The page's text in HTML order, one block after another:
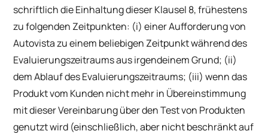
schriftlich die Einhaltung dieser Klausel 8, frühestens
zu folgenden Zeitpunkten: (i) einer Aufforderung von
Autovista zu einem beliebigen Zeitpunkt während des
Evaluierungszeitraums aus irgendeinem Grund; (ii)
dem Ablauf des Evaluierungszeitraums; (iii) wenn das
Produkt vom Kunden nicht mehr in Übereinstimmung
mit dieser Vereinbarung über den Test von Produkten
genutzt wird (einschließlich, aber nicht beschränkt auf